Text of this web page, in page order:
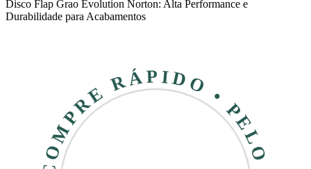
Disco Flap Grao Evolution Norton: Alta Performance e
Durabilidade para Acabamentos